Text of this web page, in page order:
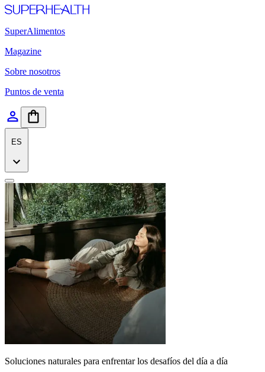
SuperAlimentos
Magazine
Sobre nosotros
Puntos de venta
ES
Soluciones naturales para enfrentar los desafíos del día a día